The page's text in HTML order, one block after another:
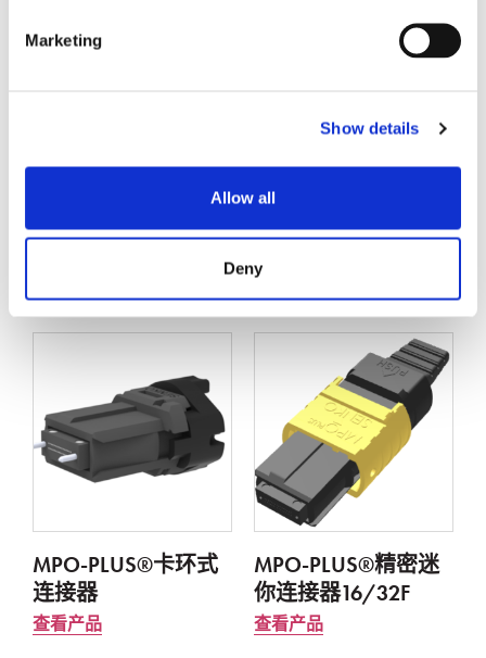
Marketing
Show details
Allow all
Deny
相关产品
MPO-PLUS®卡环式
连接器
查看产品
MPO-PLUS®精密迷
你连接器16/32F
查看产品